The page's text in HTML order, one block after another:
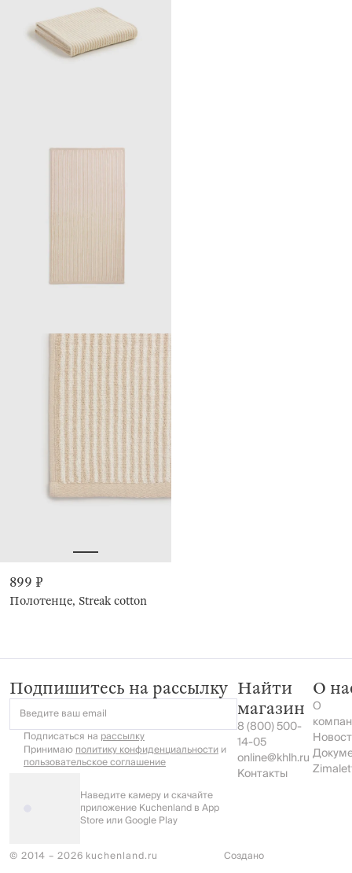
899 ₽
Полотенце, Streak cotton
Подпишитесь на рассылку
Введите ваш email
Подписаться на рассылку
Принимаюполитику конфиденциальностии
пользовательское соглашение
Наведите камеру и скачайте
приложение Kuchenland в App
Store или Google Play
Найти
магазин
8 (800) 500-
14-05
online@khlh.ru
Контакты
О
О
© 2014 – 2026 kuchenland.ru Создано